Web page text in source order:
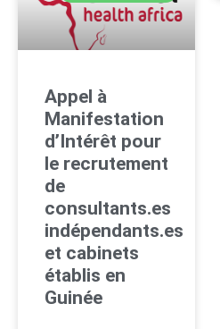
Appel à
Manifestation
d’Intérêt pour
le recrutement
de
consultants.es
indépendants.es
et cabinets
établis en
Guinée